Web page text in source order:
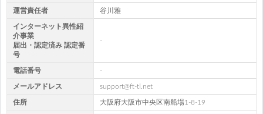
運営責任者 谷川雅
インターネット異性紹
介事業
届出・認定済み 認定番
号
-
電話番号 -
メールアドレス support@ft-tl.net
住所 大阪府大阪市中央区南船場1-8-19